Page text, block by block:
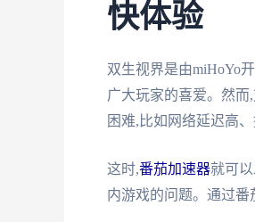
快体验
双生视界是由miHoYo
广大玩家的喜爱。然
困难,比如网络延迟高
这时,番茄加速器就可
内游戏的问题。通过番